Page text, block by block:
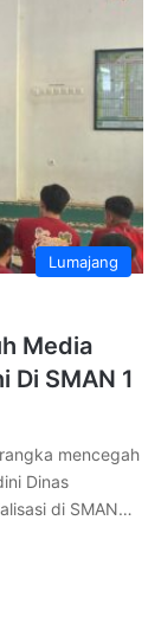
Lumajang
Media
Di SMAN 1
mencegah
Dinas
di SMAN…